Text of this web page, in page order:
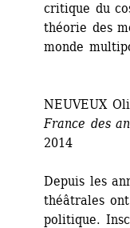
critique du
théorie des
monde
NEUVEUX
France des
2014
Depuis les
théâtrales
politique.